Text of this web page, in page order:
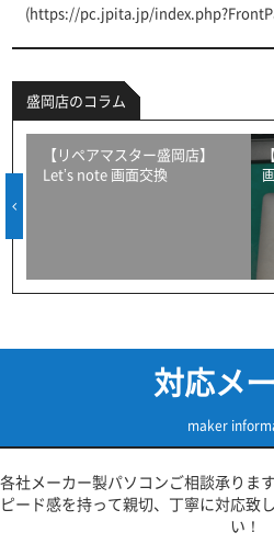
(https://pc.jpita.jp/
盛岡店のコラム
【リペアマスター盛岡店】
Let’s note 画面交換
対応メ
maker
各社メーカー製パソコンご相談承りま
ピード感を持って親切、丁寧に対応致
い！